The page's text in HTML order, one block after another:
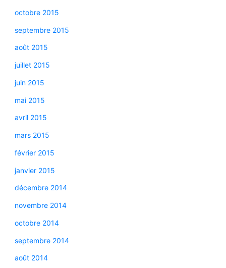
octobre 2015
septembre 2015
août 2015
juillet 2015
juin 2015
mai 2015
avril 2015
mars 2015
février 2015
janvier 2015
décembre 2014
novembre 2014
octobre 2014
septembre 2014
août 2014